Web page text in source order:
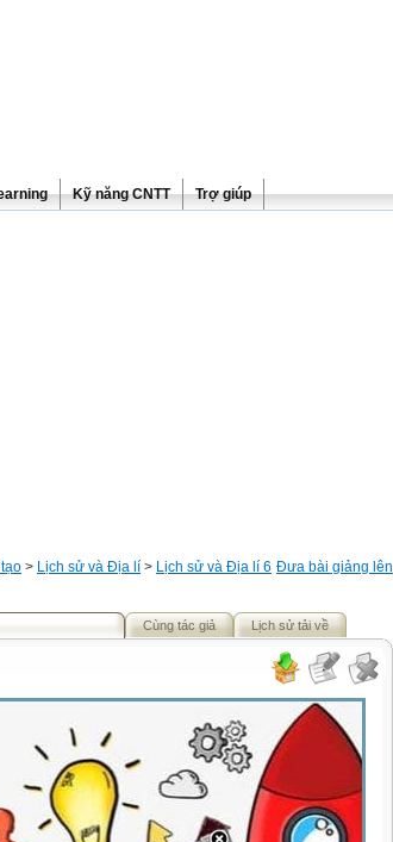
Kỹ năng CNTT Trợ giúp
Đưa bài giảng lên
> Lịch sử và Địa lí > Lịch sử và Địa lí 6
Cùng tác giả Lịch sử tải về